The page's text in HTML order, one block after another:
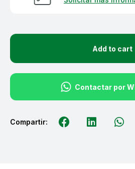
Add to cart
Contactar por
Compartir: